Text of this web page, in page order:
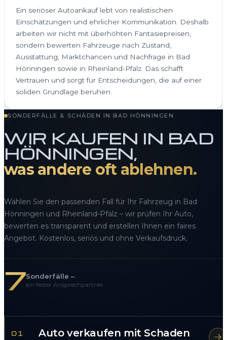
Ein seriöser Autoankauf lebt von realistischen
Einschätzungen und ehrlicher Kommunikation. Deshalb
arbeiten wir nicht mit überhöhten Fantasiepreisen,
sondern bewerten Fahrzeuge nach Zustand,
Ausstattung, Marktchancen und Nachfrage in Bad
Hönningen sowie in Rheinland-Pfalz. Das schafft
Vertrauen und sorgt für Entscheidungen, die auf einer
soliden Grundlage beruhen.
SONDERFÄLLE & SCHÄDEN IN BAD HÖNNINGEN
WIR KAUFEN IN BAD
HÖNNINGEN,
was andere oft ablehnen.
Wählen Sie den passenden Fall für Ihr Fahrzeug in Bad
Hönningen und Rheinland-Pfalz – wir prüfen Ihr Auto,
bewerten es transparent und erstellen Ihnen ein faires
Angebot. Kostenlos, seriös und ohne Verkaufsdruck.
7Sonderfälle –
ein fester Ansprechpartner
01 Auto verkaufen mit Schaden